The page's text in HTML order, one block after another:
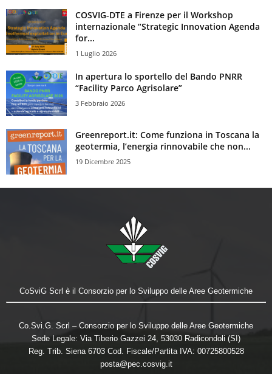
COSVIG-DTE a Firenze per il Workshop
internazionale “Strategic Innovation Agenda
for...
1 Luglio 2026
In apertura lo sportello del Bando PNRR
“Facility Parco Agrisolare”
3 Febbraio 2026
Greenreport.it: Come funziona in Toscana la
geotermia, l’energia rinnovabile che non...
19 Dicembre 2025
CoSviG Scrl è il Consorzio per lo Sviluppo delle Aree Geotermiche
Co.Svi.G. Scrl – Consorzio per lo Sviluppo delle Aree Geotermiche
Sede Legale: Via Tiberio Gazzei 24, 53030 Radicondoli (SI)
Reg. Trib. Siena 6703 Cod. Fiscale/Partita IVA: 00725800528
posta@pec.cosvig.it